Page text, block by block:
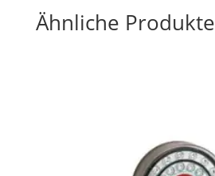
Ähnliche Produkte